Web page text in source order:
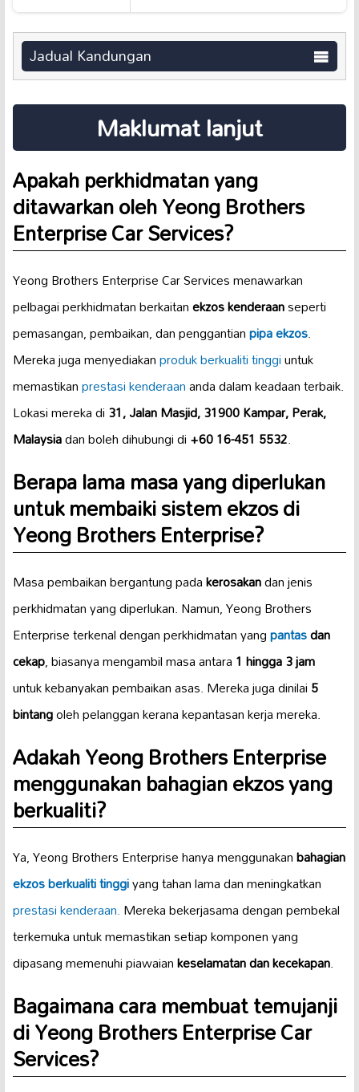
Jadual Kandungan
Maklumat lanjut
Apakah perkhidmatan yang
ditawarkan oleh Yeong Brothers
Enterprise Car Services?
Yeong Brothers Enterprise Car Services menawarkan
pelbagai perkhidmatan berkaitanekzos kenderaanseperti
pemasangan, pembaikan, dan penggantianpipa ekzos.
Mereka juga menyediakanproduk berkualiti tinggiuntuk
memastikanprestasi kenderaananda dalam keadaan terbaik.
Lokasi mereka di31, Jalan Masjid, 31900 Kampar, Perak,
Malaysiadan boleh dihubungi di+60 16-451 5532.
Berapa lama masa yang diperlukan
untuk membaiki sistem ekzos di
Yeong Brothers Enterprise?
Masa pembaikan bergantung padakerosakandan jenis
perkhidmatan yang diperlukan. Namun, Yeong Brothers
Enterprise terkenal dengan perkhidmatan yangpantasdan
cekap, biasanya mengambil masa antara1 hingga 3 jam
untuk kebanyakan pembaikan asas. Mereka juga dinilai5
bintangoleh pelanggan kerana kepantasan kerja mereka.
Adakah Yeong Brothers Enterprise
menggunakan bahagian ekzos yang
berkualiti?
Ya, Yeong Brothers Enterprise hanya menggunakanbahagian
ekzos berkualiti tinggiyang tahan lama dan meningkatkan
prestasi kenderaan.Mereka bekerjasama dengan pembekal
terkemuka untuk memastikan setiap komponen yang
dipasang memenuhi piawaiankeselamatan dan kecekapan.
Bagaimana cara membuat temujanji
di Yeong Brothers Enterprise Car
Services?